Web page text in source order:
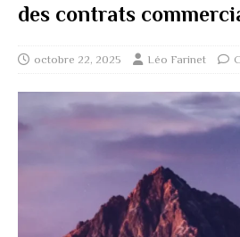
des contrats
octobre 22, 2025 Léo Farinet